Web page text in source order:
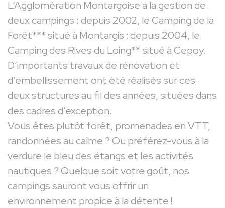
L’Agglomération Montargoise a la gestion de
deux campings : depuis 2002, le Camping de la
Forêt*** situé à Montargis ; depuis 2004, le
Camping des Rives du Loing** situé à Cepoy.
D’importants travaux de rénovation et
d’embellissement ont été réalisés sur ces
deux structures au fil des années, situées dans
des cadres d’exception.
Vous êtes plutôt forêt, promenades en VTT,
randonnées au calme ? Ou préférez-vous à la
verdure le bleu des étangs et les activités
nautiques ? Quelque soit votre goût, nos
campings sauront vous offrir un
environnement propice à la détente !